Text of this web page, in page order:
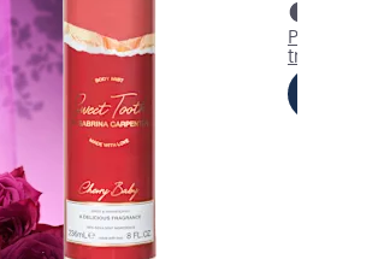
Provjerite
trgovini